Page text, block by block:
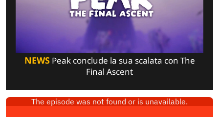
NEWSPeak conclude la sua scalata con The
Final Ascent